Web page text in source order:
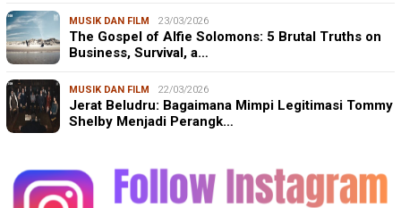
MUSIK DAN FILM 23/03/2026
The Gospel of Alfie Solomons: 5 Brutal Truths on
Business, Survival, a…
MUSIK DAN FILM 22/03/2026
Jerat Beludru: Bagaimana Mimpi Legitimasi Tommy
Shelby Menjadi Perangk…